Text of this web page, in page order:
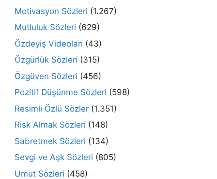
Motivasyon Sözleri (1.267)
Mutluluk Sözleri (629)
Özdeyiş Videoları (43)
Özgürlük Sözleri (315)
Özgüven Sözleri (456)
Pozitif Düşünme Sözleri (598)
Resimli Özlü Sözler (1.351)
Risk Almak Sözleri (148)
Sabretmek Sözleri (134)
Sevgi ve Aşk Sözleri (805)
Umut Sözleri (458)